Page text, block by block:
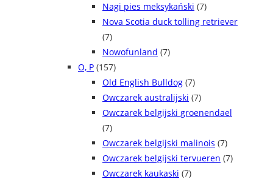
Nagi pies meksykański (7)
Nova Scotia duck tolling retriever
(7)
Nowofunland (7)
O, P (157)
Old English Bulldog (7)
Owczarek australijski (7)
Owczarek belgijski groenendael
(7)
Owczarek belgijski malinois (7)
Owczarek belgijski tervueren (7)
Owczarek kaukaski (7)